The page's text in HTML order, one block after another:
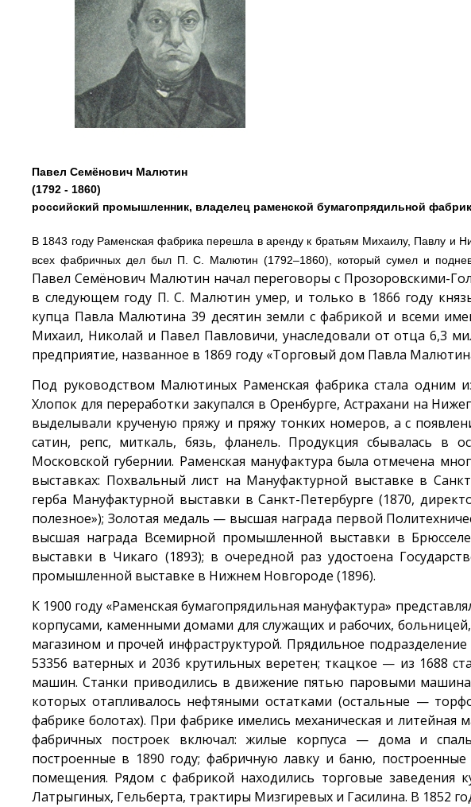
Павел Семёнович Малютин
(1792 - 1860)
российский промышленник, владелец раменской бумагопрядильной
В 1843 году Раменская фабрика перешла в аренду к братьям Михаилу, Павлу
всех фабричных дел был П. С. Малютин (1792–1860), который сумел и
Павел Семёнович Малютин начал переговоры с Прозоровскими-
в следующем году П. С. Малютин умер, и только в 1866 году
купца Павла Малютина 39 десятин земли с фабрикой и всеми
Михаил, Николай и Павел Павловичи, унаследовали от отца 6,3
предприятие, названное в 1869 году «Торговый дом Павла
Под руководством Малютиных Раменская фабрика стала одним
Хлопок для переработки закупался в Оренбурге, Астрахани на
выделывали крученую пряжу и пряжу тонких номеров, а с
сатин, репс, миткаль, бязь, фланель. Продукция сбывалась в
Московской губернии. Раменская мануфактура была отмечена
выставках: Похвальный лист на Мануфактурной выставке в
герба Мануфактурной выставки в Санкт-Петербурге (1870,
полезное»); Золотая медаль — высшая награда первой
высшая награда Всемирной промышленной выставки в
выставки в Чикаго (1893); в очередной раз удостоена
промышленной выставке в Нижнем Новгороде (1896).
К 1900 году «Раменская бумагопрядильная мануфактура»
корпусами, каменными домами для служащих и рабочих,
магазином и прочей инфраструктурой. Прядильное
53356 ватерных и 2036 крутильных веретен; ткацкое — из 1688
машин. Станки приводились в движение пятью паровыми
которых отапливалось нефтяными остатками (остальные —
фабрике болотах). При фабрике имелись механическая и литейная
фабричных построек включал: жилые корпуса — дома и
построенные в 1890 году; фабричную лавку и баню,
помещения. Рядом с фабрикой находились торговые заведения
Латрыгиных, Гельберта, трактиры Мизгиревых и Гасилина. В 1852